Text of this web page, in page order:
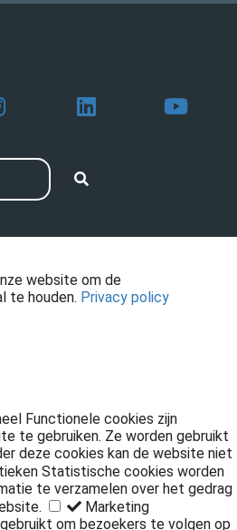
website om de
te houden. Privacy policy
Functionele cookies zijn
te gebruiken. Ze worden gebruikt
deze cookies kan de website niet
Statistische cookies worden
te verzamelen over het gedrag
Marketing
om bezoekers te volgen op